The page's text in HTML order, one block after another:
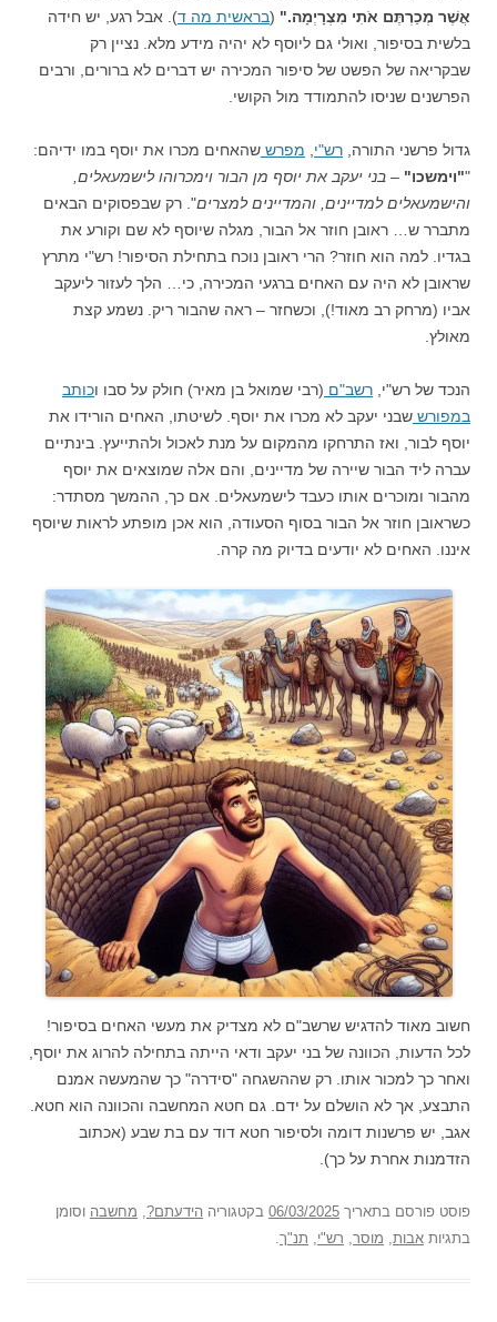
אֲשֶׁר מְכַרְתֶּם אֹתִי מִצְרָיְמָה." (בראשית מה ד). אבל רגע, יש חידה
בלשית בסיפור, ואולי גם ליוסף לא יהיה מידע מלא. נציין רק
שבקריאה של הפשט של סיפור המכירה יש דברים לא ברורים, ורבים
הפרשנים שניסו להתמודד מול הקושי.
גדול פרשני התורה, רש"י מפרש שהאחים מכרו את יוסף במו ידיהם:
""וימשכו" – בני יעקב את יוסף מן הבור וימכרוהו לישמעאלים,
והישמעאלים למדיינים, והמדיינים למצרים". רק שבפסוקים הבאים
מתברר ש… ראובן חוזר אל הבור, מגלה שיוסף לא שם וקורע את
בגדיו. למה הוא חוזר? הרי ראובן נוכח בתחילת הסיפור! רש"י מתרץ
שראובן לא היה עם האחים ברגעי המכירה, כי… הלך לעזור ליעקב
אביו (מרחק רב מאוד!), וכשחזר – ראה שהבור ריק. נשמע קצת
מאולץ.
הנכד של רש"י, רשב"ם (רבי שמואל בן מאיר) חולק על סבו וכותב
במפורש שבני יעקב לא מכרו את יוסף. לשיטתו, האחים הורידו את
יוסף לבור, ואז התרחקו מהמקום על מנת לאכול ולהתייעץ. בינתיים
עברה ליד הבור שיירה של מדיינים, והם אלה שמוצאים את יוסף
מהבור ומוכרים אותו כעבד לישמעאלים. אם כך, ההמשך מסתדר:
כשראובן חוזר אל הבור בסוף הסעודה, הוא אכן מופתע לראות שיוסף
איננו. האחים לא יודעים בדיוק מה קרה.
חשוב מאוד להדגיש שרשב"ם לא מצדיק את מעשי האחים בסיפור!
לכל הדעות, הכוונה של בני יעקב ודאי הייתה בתחילה להרוג את יוסף,
ואחר כך למכור אותו. רק שההשגחה "סידרה" כך שהמעשה אמנם
התבצע, אך לא הושלם על ידם. גם חטא המחשבה והכוונה הוא חטא.
אגב, יש פרשנות דומה ולסיפור חטא דוד עם בת שבע (אכתוב
הזדמנות אחרת על כך).
פוסט פורסם בתאריך 06/03/2025 בקטגוריה הידעתם? מחשבה וסומן
בתגיות אבות מוסר רש"י תנ"ך